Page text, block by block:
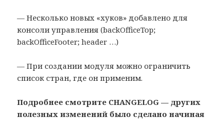
— Несколько новых «хуков» добавлено для
консоли управления (backOfficeTop;
backOfficeFooter; header …)
— При создании модуля можно ограничить
список стран, где он применим.
Подробнее смотрите CHANGELOG — других
полезных изменений было сделано начиная